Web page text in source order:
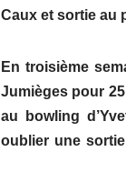
Caux et sortie au
En troisième
Jumièges pour
au bowling
oublier une